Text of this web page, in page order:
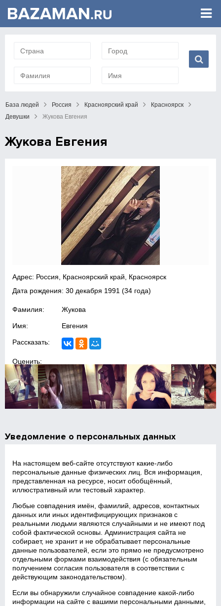
База людей Россия Красноярский край
Красноярск
Девушки
Жукова Евгения
Жукова Евгения
Адрес: Россия, Красноярский край, Красноярск
Дата рождения:30 декабря 1991 (34 года)
Фамилия: Жукова
Имя: Евгения
Рассказать:
Оценить:
Уведомление о персональных данных
На настоящем веб‑сайте отсутствуют какие‑либо
персональные данные физических лиц. Вся информация,
представленная на ресурсе, носит обобщённый,
иллюстративный или тестовый характер.
Любые совпадения имён, фамилий, адресов, контактных
данных или иных идентифицирующих признаков с
реальными людьми являются случайными и не имеют под
собой фактической основы. Администрация сайта не
собирает, не хранит и не обрабатывает персональные
данные пользователей, если это прямо не предусмотрено
отдельными формами взаимодействия (с обязательным
получением согласия пользователя в соответствии с
действующим законодательством).
Если вы обнаружили случайное совпадение какой‑либо
информации на сайте с вашими персональными данными,